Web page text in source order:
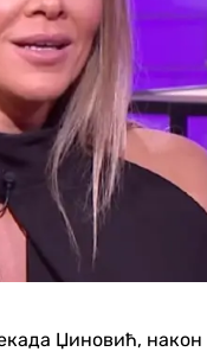
Џиновић, након